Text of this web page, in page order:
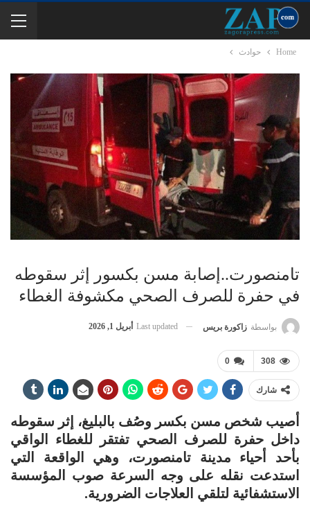
Home حوادث
تامنصورت..إصابة مسن بكسور إثر سقوطه
في حفرة للصرف الصحي مكشوفة الغطاء
بواسطة زاكورة بريس Last updated أبريل 1, 2026
0 308
شارك
أصيب شخص مسن بكسر وصُف بالبليغ، إثر سقوطه
داخل حفرة للصرف الصحي تفتقر للغطاء الواقي
بأحد أحياء مدينة تامنصورت، وهي الواقعة التي
استدعت نقله على وجه السرعة صوب المؤسسة
الاستشفائية لتلقي العلاجات الضرورية.